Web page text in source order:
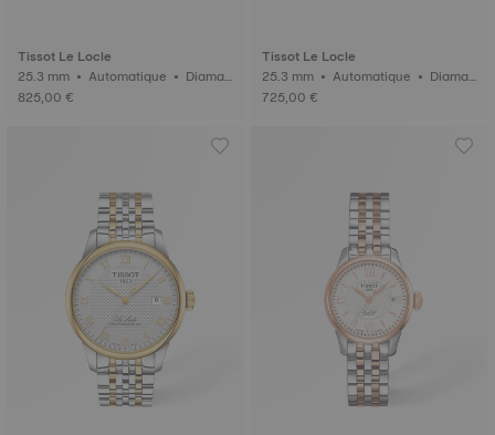
Tissot Le Locle
25.3 mm • Automatique • Diaman
ts
825,00 €
Tissot Le Locle
25.3 mm • Automatique • Diaman
ts
725,00 €